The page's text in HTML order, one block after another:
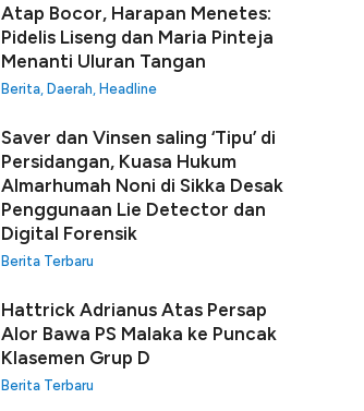
Atap Bocor, Harapan Menetes:
Pidelis Liseng dan Maria Pinteja
Menanti Uluran Tangan
Berita, Daerah, Headline
Saver dan Vinsen saling ‘Tipu’ di
Persidangan, Kuasa Hukum
Almarhumah Noni di Sikka Desak
Penggunaan Lie Detector dan
Digital Forensik
Berita Terbaru
Hattrick Adrianus Atas Persap
Alor Bawa PS Malaka ke Puncak
Klasemen Grup D
Berita Terbaru